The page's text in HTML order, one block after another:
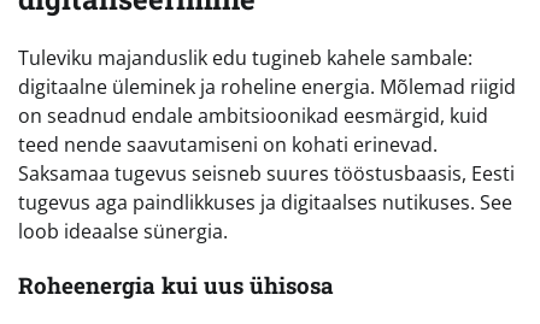
Tuleviku majanduslik edu tugineb kahele sambale:
digitaalne üleminek ja roheline energia. Mõlemad riigid
on seadnud endale ambitsioonikad eesmärgid, kuid
teed nende saavutamiseni on kohati erinevad.
Saksamaa tugevus seisneb suures tööstusbaasis, Eesti
tugevus aga paindlikkuses ja digitaalses nutikuses. See
loob ideaalse sünergia.
Roheenergia kui uus ühisosa